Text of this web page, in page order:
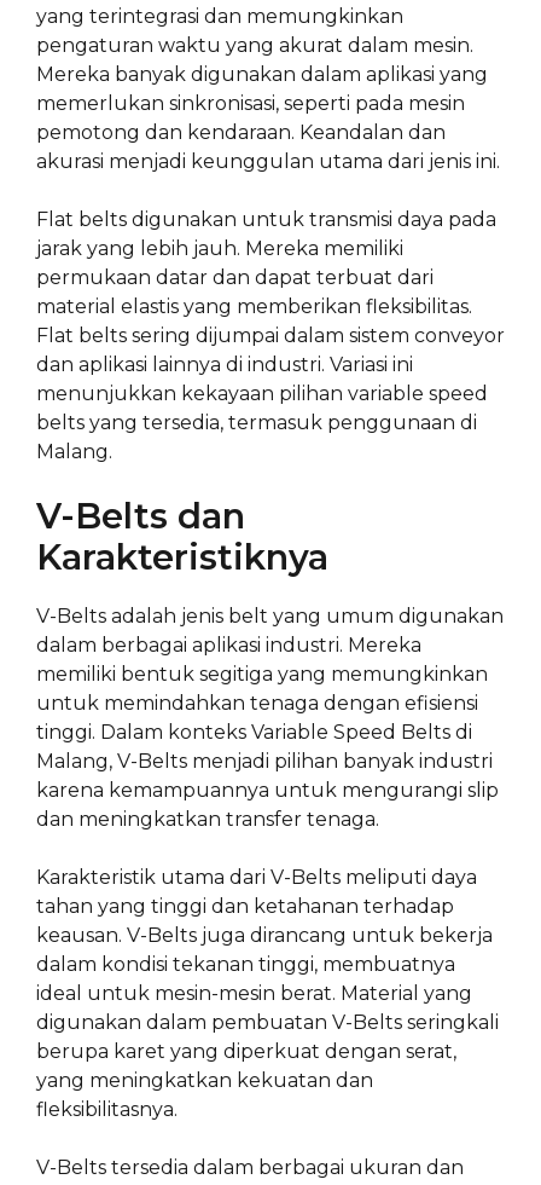
yang terintegrasi dan memungkinkan
pengaturan waktu yang akurat dalam mesin.
Mereka banyak digunakan dalam aplikasi yang
memerlukan sinkronisasi, seperti pada mesin
pemotong dan kendaraan. Keandalan dan
akurasi menjadi keunggulan utama dari jenis ini.
Flat belts digunakan untuk transmisi daya pada
jarak yang lebih jauh. Mereka memiliki
permukaan datar dan dapat terbuat dari
material elastis yang memberikan fleksibilitas.
Flat belts sering dijumpai dalam sistem conveyor
dan aplikasi lainnya di industri. Variasi ini
menunjukkan kekayaan pilihan variable speed
belts yang tersedia, termasuk penggunaan di
Malang.
V-Belts dan
Karakteristiknya
V-Belts adalah jenis belt yang umum digunakan
dalam berbagai aplikasi industri. Mereka
memiliki bentuk segitiga yang memungkinkan
untuk memindahkan tenaga dengan efisiensi
tinggi. Dalam konteks Variable Speed Belts di
Malang, V-Belts menjadi pilihan banyak industri
karena kemampuannya untuk mengurangi slip
dan meningkatkan transfer tenaga.
Karakteristik utama dari V-Belts meliputi daya
tahan yang tinggi dan ketahanan terhadap
keausan. V-Belts juga dirancang untuk bekerja
dalam kondisi tekanan tinggi, membuatnya
ideal untuk mesin-mesin berat. Material yang
digunakan dalam pembuatan V-Belts seringkali
berupa karet yang diperkuat dengan serat,
yang meningkatkan kekuatan dan
fleksibilitasnya.
V-Belts tersedia dalam berbagai ukuran dan